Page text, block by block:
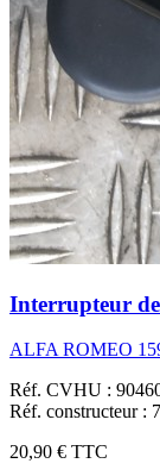
Interrupteur
ALFA ROMEO
Réf. CVHU :
Réf. constructeur :
20,90 € TTC